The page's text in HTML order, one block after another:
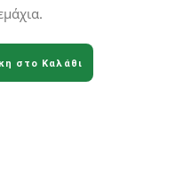
στο Καλάθι